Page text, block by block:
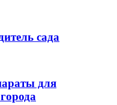
сада
для